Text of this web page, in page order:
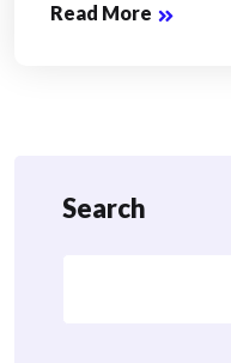
Read More
Search